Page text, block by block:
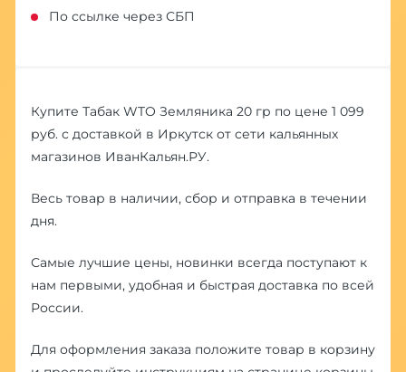
По ссылке через СБП
Купите Табак WTO Земляника 20 гр по цене 1 099
руб. с доставкой в Иркутск от сети кальянных
магазинов ИванКальян.РУ.
Весь товар в наличии, сбор и отправка в течении
дня.
Самые лучшие цены, новинки всегда поступают к
нам первыми, удобная и быстрая доставка по всей
России.
Для оформления заказа положите товар в корзину